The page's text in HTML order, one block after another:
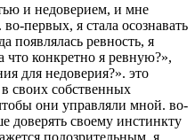
и недоверием, и мне
первых, я стала осознавать
появлялась ревность, я
что конкретно я ревную?»,
для недоверия?». это
своих собственных
они управляли мной. во-
доверять своему инстинкту
подозрительным, я